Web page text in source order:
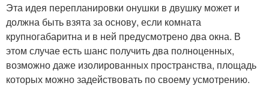
Эта идея перепланировки онушки в двушку может и
должна быть взята за основу, если комната
крупногабаритна и в ней предусмотрено два окна. В
этом случае есть шанс получить два полноценных,
возможно даже изолированных пространства, площадь
которых можно задействовать по своему усмотрению.